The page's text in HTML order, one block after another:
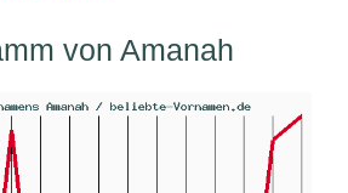
von Amanah